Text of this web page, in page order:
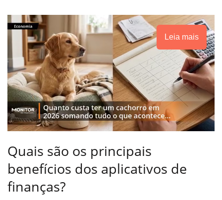
Leia mais
Quais são os principais
benefícios dos aplicativos de
finanças?